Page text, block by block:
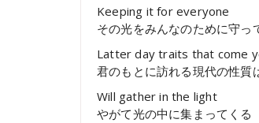
Keeping it for everyone
その光をみんなのために守っ
Latter day traits that come
君のもとに訪れる現代の性質
Will gather in the light
やがて光の中に集まってくる